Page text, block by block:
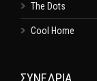
The Dots
Cool Home
ΣΥΝΕΔΡΙΑ